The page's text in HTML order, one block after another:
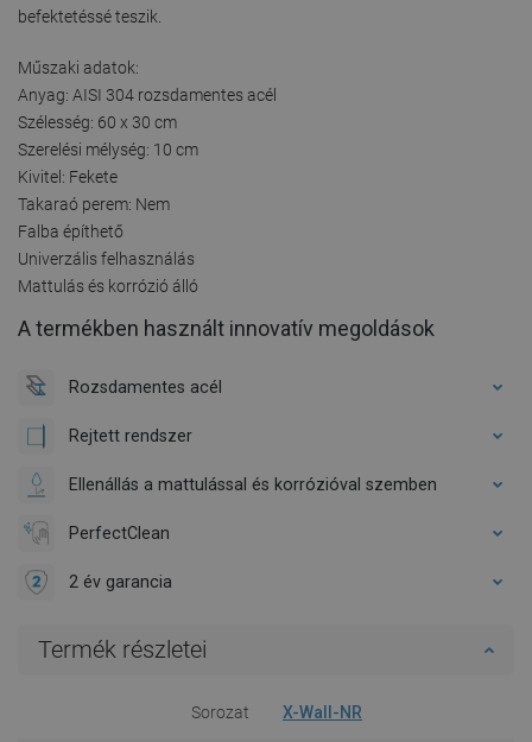
befektetéssé teszik.
Műszaki adatok:
Anyag: AISI 304 rozsdamentes acél
Szélesség: 60 x 30 cm
Szerelési mélység: 10 cm
Kivitel: Fekete
Takaraó perem: Nem
Falba építhető
Univerzális felhasználás
Mattulás és korrózió álló
A termékben használt innovatív megoldások
Rozsdamentes acél
Rejtett rendszer
Ellenállás a mattulással és korrózióval szemben
PerfectClean
2 év garancia
Termék részletei
Sorozat X-Wall-NR